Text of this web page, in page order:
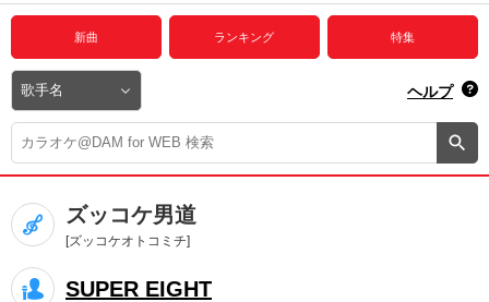
動画からさがす 録音からさがす
プレミアムサービス
DAM★とも動画
DAM★とも録音
カラオケ＠DAM
ユーザー検索
キャンペーン
新曲 ランキング 特集
ヘルプ
ズッコケ男道
[ズッコケオトコミチ]
SUPER EIGHT